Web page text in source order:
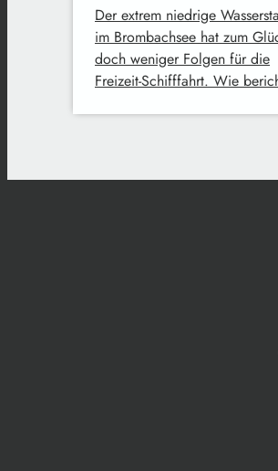
Der extrem niedrige
im Brombachsee hat zum
doch weniger Folgen für die
Freizeit-Schifffahrt. Wie